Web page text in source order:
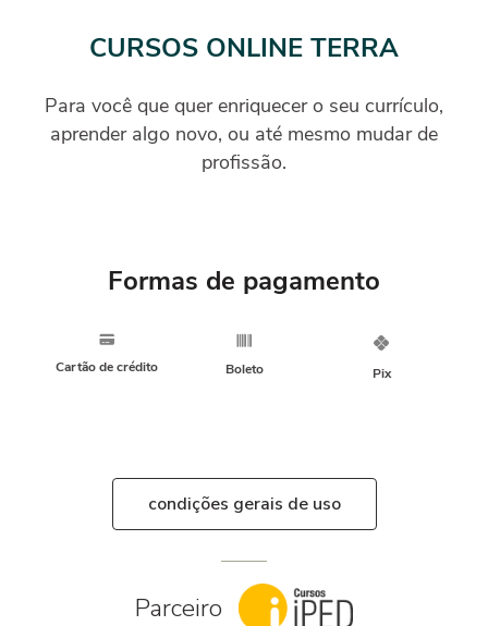
CURSOS ONLINE TERRA
Para você que quer enriquecer o seu currículo,
aprender algo novo, ou até mesmo mudar de
profissão.
Formas de pagamento
Cartão de crédito Boleto Pix
condições gerais de uso
Parceiro